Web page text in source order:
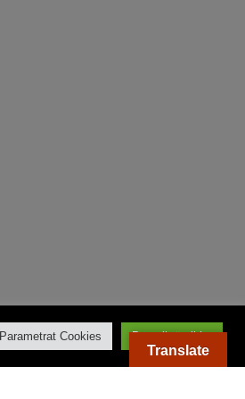
Parametrat Cookies Pranoji të gjitha
Translate